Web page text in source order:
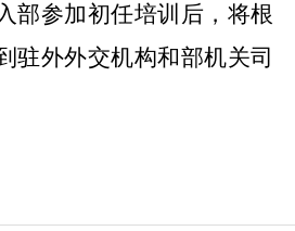
部参加初任培训后，将根
驻外外交机构和部机关司